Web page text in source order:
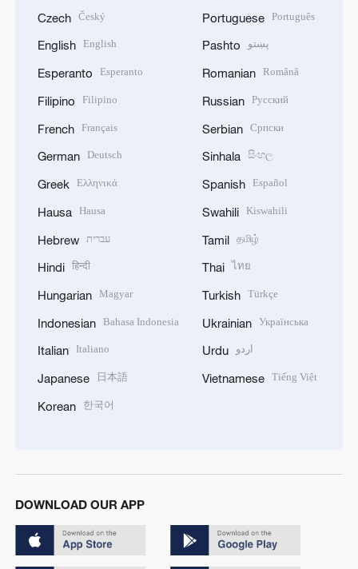
Czech Český
English English
Esperanto Esperanto
Filipino Filipino
French Français
German Deutsch
Greek Ελληνικά
Hausa Hausa
Hebrew עברית
Hindi हिन्दी
Hungarian Magyar
Indonesian Bahasa Indonesia
Italian Italiano
Japanese 日本語
Korean 한국어
Portuguese Português
Pashto پښتو
Romanian Română
Russian Русский
Serbian Српски
Sinhala සිංහල
Spanish Español
Swahili Kiswahili
Tamil தமிழ்
Thai ไทย
Turkish Türkçe
Ukrainian Українська
Urdu اردو
Vietnamese Tiếng Việt
DOWNLOAD OUR APP